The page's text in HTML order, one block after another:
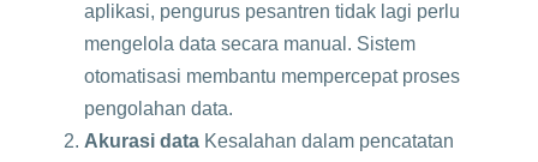
aplikasi, pengurus pesantren tidak lagi perlu
mengelola data secara manual. Sistem
otomatisasi membantu mempercepat proses
pengolahan data.
Akurasi data Kesalahan dalam pencatatan